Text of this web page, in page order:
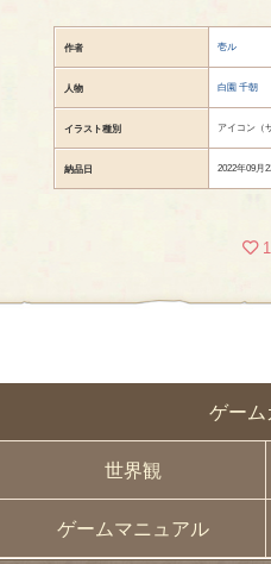
ゲーム
世界観
ゲームマニュアル
作者 壱ル
人物 白園 千朝
イラスト種別 アイコン（
納品日 2022年09月
1